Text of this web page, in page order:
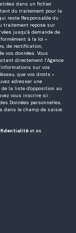
dans un fichier
du traitement pour la
reste Responsable du
traitement repose sur
jusqu'à demande de
à la loi «
de rectification,
vos données. Vous
directement l’Agence
sur vos
que vos droits «
adresser une
de la liste d'opposition au
vous inscrire ici :
Données personnelles,
dans le champ de saisie
et es